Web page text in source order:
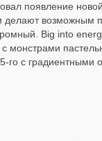
появление
возможным
Big into
с градиентными